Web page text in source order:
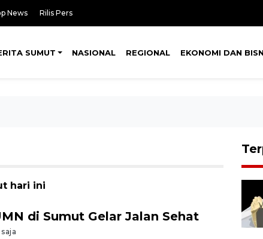
News Rilis Pers
SUMUT NASIONAL REGIONAL EKONOMI DAN
hari ini
di Sumut Gelar Jalan Sehat